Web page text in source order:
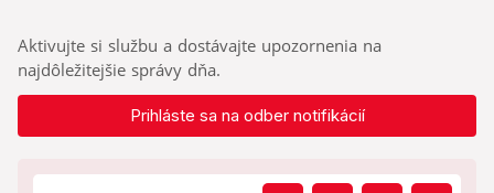
Aktivujte si službu a dostávajte upozornenia na
najdôležitejšie správy dňa.
Prihláste sa na odber notifikácií